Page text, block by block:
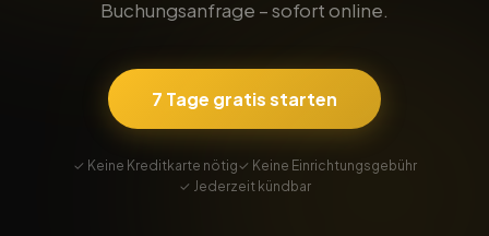
Buchungsanfrage – sofort online.
7 Tage gratis starten
✓ Keine Kreditkarte nötig✓ Keine Einrichtungsgebühr
✓ Jederzeit kündbar